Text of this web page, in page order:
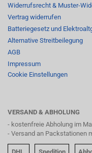
Widerrufsrecht & Muster-
Vertrag widerrufen
Batteriegesetz und
Alternative Streitbeilegung
AGB
Impressum
Cookie Einstellungen
VERSAND & ABHOLUNG
- kostenfreie Abholung im
- Versand an Packstationen
DHL Spedition